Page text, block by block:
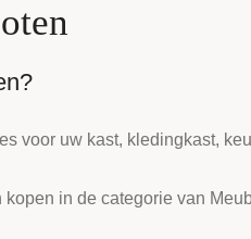
voor uw kast, kledingkast,
in de categorie van